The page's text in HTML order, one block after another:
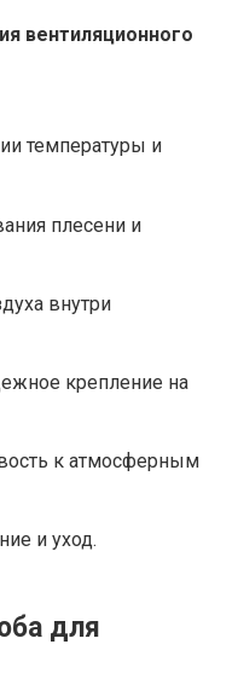
вентиляционного
температуры и
плесени и
внутри
крепление на
к атмосферным
и уход.
для